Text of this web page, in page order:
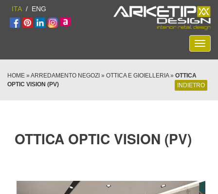
ITA ENG
HOME » ARREDAMENTO NEGOZI » OTTICA E GIOIELLERIA» OTTICA
OPTIC VISION (PV)
INDIETRO
OTTICA OPTIC VISION (PV)